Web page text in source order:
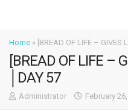
Home » [BREAD OF LIFE – GIVES
[BREAD OF LIFE –
│DAY 57
Administrator February